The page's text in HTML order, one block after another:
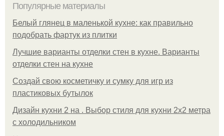
Популярные материалы
Белый глянец в маленькой кухне: как правильно
подобрать фартук из плитки
Лучшие варианты отделки стен в кухне. Варианты
отделки стен на кухне
Создай свою косметичку и сумку для игр из
пластиковых бутылок
Дизайн кухни 2 на . Выбор стиля для кухни 2х2 метра
с холодильником